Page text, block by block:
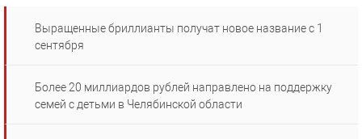
Выращенные бриллианты получат новое название с 1
сентября
Более 20 миллиардов рублей направлено на поддержку
семей с детьми в Челябинской области